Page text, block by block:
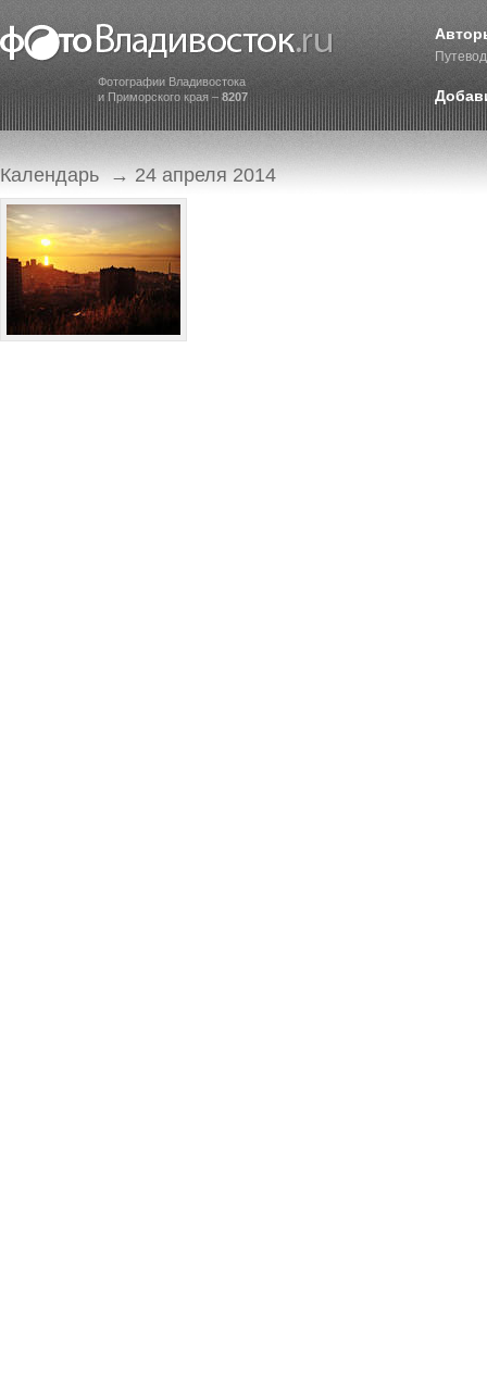
Фотографии Владивостока
и Приморского края – 8207
Календарь → 24 апреля 2014